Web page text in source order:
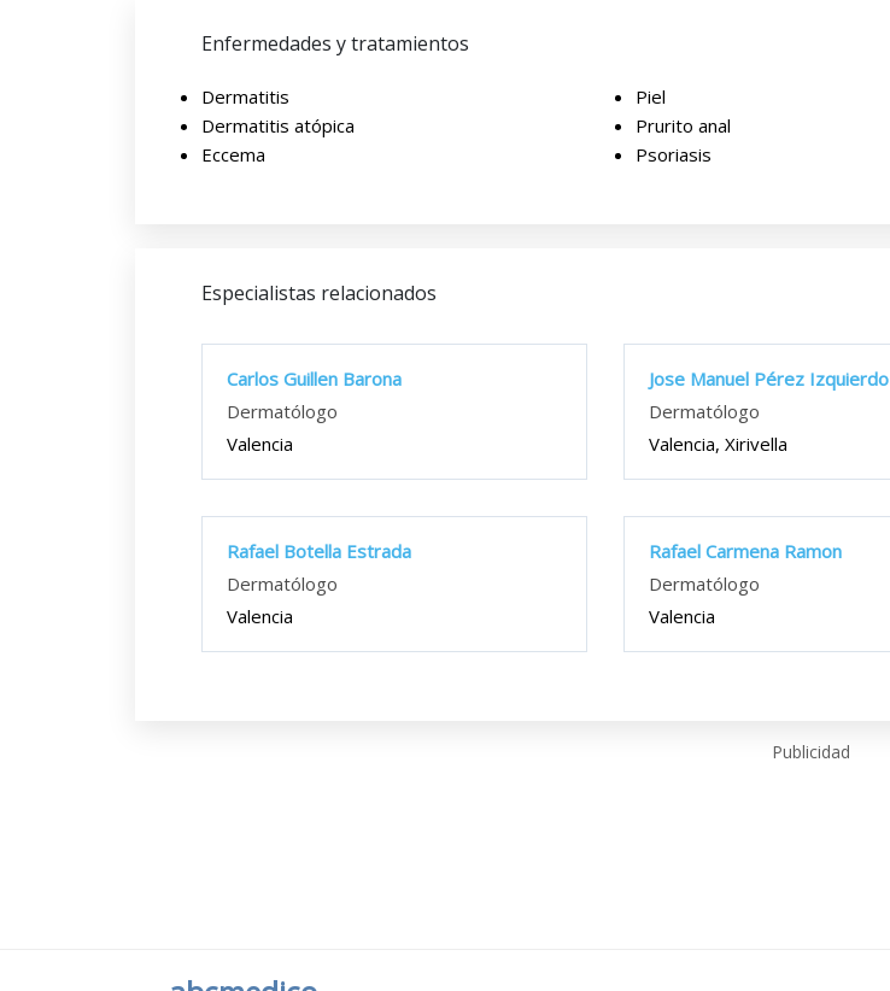
Enfermedades y tratamientos
Dermatitis
Dermatitis atópica
Eccema
Piel
Prurito anal
Psoriasis
Especialistas relacionados
Carlos Guillen Barona
Dermatólogo
Valencia
Jose Manuel Pérez Izquierdo
Dermatólogo
Valencia, Xirivella
Rafael Botella Estrada
Dermatólogo
Valencia
Rafael Carmena Ramon
Dermatólogo
Valencia
Publicidad